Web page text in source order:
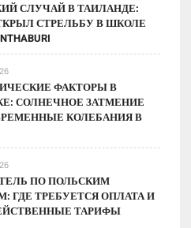
СЛУЧАЙ В ТАИЛАНДЕ:
СТРЕЛЬБУ В ШКОЛЕ
ФАКТОРЫ В
СОЛНЕЧНОЕ ЗАТМЕНИЕ
КОЛЕБАНИЯ В
ПО ПОЛЬСКИМ
ГДЕ ТРЕБУЕТСЯ ОПЛАТА И
ТАРИФЫ